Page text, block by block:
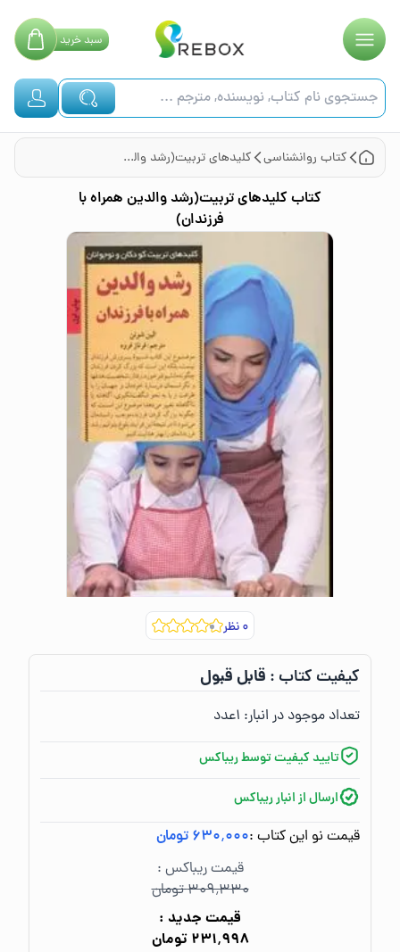
سبدخرید
کتاب روانشناسی کلیدهای تربیت(رشد والدین همراه با فرزندان)
کتاب کلیدهای تربیت(رشد والدین همراه با
فرزندان)
۰نظر
کیفیت کتاب :‌ قابل قبول
تعداد موجود در انبار:‌ ۱عدد
تایید کیفیت توسط ریباکس
ارسال از انبار ریباکس
قیمت نو این کتاب :۶۳۰٬۰۰۰ تومان
قیمت ریباکس :
۳۰۹٬۳۳۰ تومان
قیمت جدید :
۲۳۱٬۹۹۸ تومان